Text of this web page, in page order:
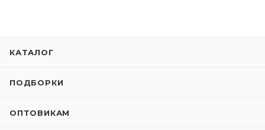
КАТАЛОГ
ПОДБОРКИ
ОПТОВИКАМ